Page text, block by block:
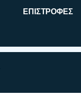
ΕΠΙΣΤΡΟΦΕΣ